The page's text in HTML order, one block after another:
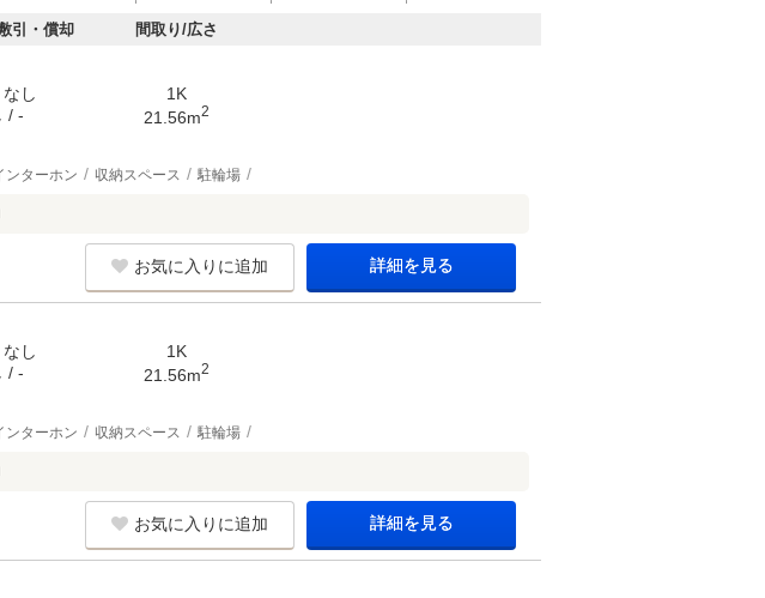
引・償却 間取り/広さ
し
/ -
1K
21.56m2
ンターホン 収納スペース 駐輪場
お気に入りに追加 詳細を見る
し
/ -
1K
21.56m2
ンターホン 収納スペース 駐輪場
お気に入りに追加 詳細を見る